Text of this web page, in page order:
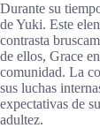
Durante su
de Yuki. Este
contrasta
de ellos, Grace
comunidad. La
sus luchas
expectativas de
adultez.